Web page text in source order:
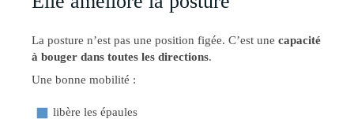
La posture n’est pas une position figée. C’est une capacité
à bouger dans toutes les directions.
Une bonne mobilité :
libère les épaules